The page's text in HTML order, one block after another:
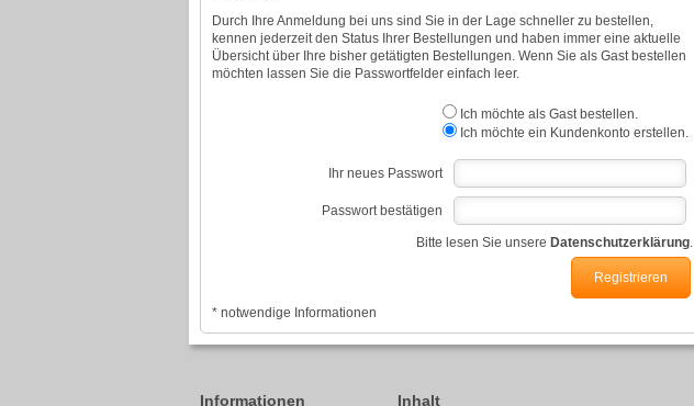
Durch Ihre Anmeldung bei uns sind Sie in der Lage schneller zu bestellen,
kennen jederzeit den Status Ihrer Bestellungen und haben immer eine aktuelle
Übersicht über Ihre bisher getätigten Bestellungen. Wenn Sie als Gast bestellen
möchten lassen Sie die Passwortfelder einfach leer.
Ich möchte als Gast bestellen.
Ich möchte ein Kundenkonto erstellen.
Ihr neues Passwort
Passwort bestätigen
Bitte lesen Sie unsere Datenschutzerklärung.
* notwendige Informationen
Informationen Inhalt